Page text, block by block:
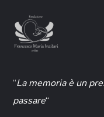
“La memoria è un
passare“